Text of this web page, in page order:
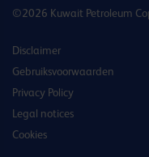
©2026 Kuwait Petroleum
Disclaimer
Gebruiksvoorwaarden
Privacy Policy
Legal notices
Cookies